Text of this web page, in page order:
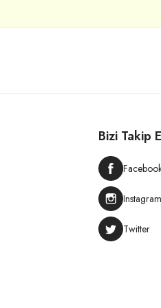
Bizi Takip
Instagram
Twitter